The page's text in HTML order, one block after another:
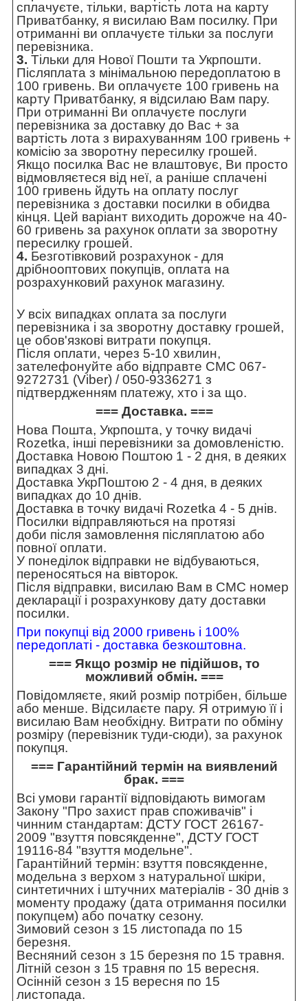
сплачуєте, тільки, вартість лота на карту
Приватбанку, я висилаю Вам посилку. При
отриманні ви оплачуєте тільки за послуги
перевізника.
3. Тільки для Нової Пошти та Укрпошти.
Післяплата з мінімальною передоплатою в
100 гривень. Ви оплачуєте 100 гривень на
карту Приватбанку, я відсилаю Вам пару.
При отриманні Ви оплачуєте послуги
перевізника за доставку до Вас + за
вартість лота з вирахуванням 100 гривень +
комісію за зворотну пересилку грошей.
Якщо посилка Вас не влаштовує, Ви просто
відмовляєтеся від неї, а раніше сплачені
100 гривень йдуть на оплату послуг
перевізника з доставки посилки в обидва
кінця. Цей варіант виходить дорожче на 40-
60 гривень за рахунок оплати за зворотну
пересилку грошей.
4. Безготівковий розрахунок - для
дрібнооптових покупців, оплата на
розрахунковий рахунок магазину.
У всіх випадках оплата за послуги
перевізника і за зворотну доставку грошей,
це обов'язкові витрати покупця.
Після оплати, через 5-10 хвилин,
зателефонуйте або відправте СМС 067-
9272731 (Viber) / 050-9336271 з
підтвердженням платежу, хто і за що.
=== Доставка. ===
Нова Пошта, Укрпошта, у точку видачі
Rozetka, інші перевізники за домовленістю.
Доставка Новою Поштою 1 - 2 дня, в деяких
випадках 3 дні.
Доставка УкрПоштою 2 - 4 дня, в деяких
випадках до 10 днів.
Доставка в точку видачі Rozetka 4 - 5 днів.
Посилки відправляються на протязі
доби після замовлення післяплатою або
повної оплати.
У понеділок відправки не відбуваються,
переносяться на вівторок.
Після відправки, висилаю Вам в СМС номер
декларації і розрахункову дату доставки
посилки.
При покупці від 2000 гривень і 100%
передоплаті - доставка безкоштовна.
=== Якщо розмір не підійшов, то
можливий обмін. ===
Повідомляєте, який розмір потрібен, більше
або менше. Відсилаєте пару. Я отримую її і
висилаю Вам необхідну. Витрати по обміну
розміру (перевізник туди-сюди), за рахунок
покупця.
=== Гарантійний термін на виявлений
брак. ===
Всі умови гарантії відповідають вимогам
Закону "Про захист прав споживачів" і
чинним стандартам: ДСТУ ГОСТ 26167-
2009 "взуття повсякденне", ДСТУ ГОСТ
19116-84 "взуття модельне".
Гарантійний термін: взуття повсякденне,
модельна з верхом з натуральної шкіри,
синтетичних і штучних матеріалів - 30 днів з
моменту продажу (дата отримання посилки
покупцем) або початку сезону.
Зимовий сезон з 15 листопада по 15
березня.
Весняний сезон з 15 березня по 15 травня.
Літній сезон з 15 травня по 15 вересня.
Осінній сезон з 15 вересня по 15
листопада.